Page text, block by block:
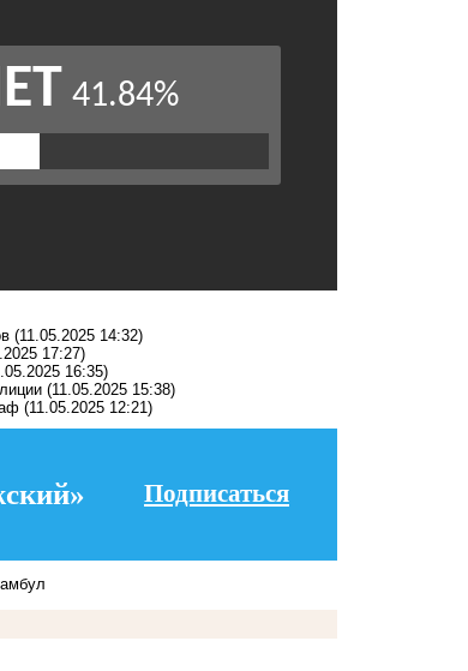
(11.05.2025 14:32)
17:27)
16:35)
(11.05.2025 15:38)
(11.05.2025 12:21)
Подписаться